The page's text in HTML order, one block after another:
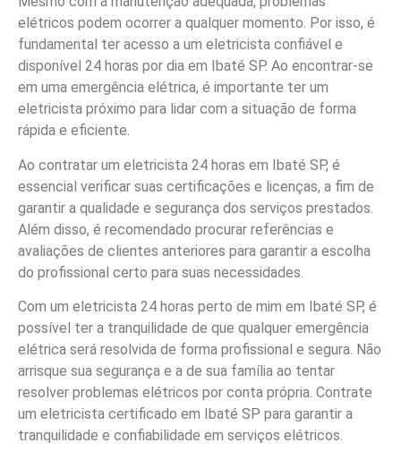
elétricos podem ocorrer a qualquer momento. Por isso, é
fundamental ter acesso a um eletricista confiável e
disponível 24 horas por dia em Ibaté SP. Ao encontrar-se
em uma emergência elétrica, é importante ter um
eletricista próximo para lidar com a situação de forma
rápida e eficiente.
Ao contratar um eletricista 24 horas em Ibaté SP, é
essencial verificar suas certificações e licenças, a fim de
garantir a qualidade e segurança dos serviços prestados.
Além disso, é recomendado procurar referências e
avaliações de clientes anteriores para garantir a escolha
do profissional certo para suas necessidades.
Com um eletricista 24 horas perto de mim em Ibaté SP, é
possível ter a tranquilidade de que qualquer emergência
elétrica será resolvida de forma profissional e segura. Não
arrisque sua segurança e a de sua família ao tentar
resolver problemas elétricos por conta própria. Contrate
um eletricista certificado em Ibaté SP para garantir a
tranquilidade e confiabilidade em serviços elétricos.